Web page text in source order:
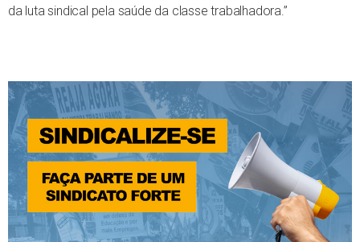
da luta sindical pela saúde da classe trabalhadora.”